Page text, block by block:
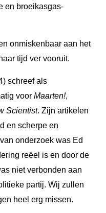
en broeikasgas-
onmiskenbaar aan het
tijd ver vooruit.
schreefals
voor Maarten!,
Scientist. Zijn artikelen
en scherpe en
onderzoek was Ed
reëel is en door de
niet verbonden aan
partij. Wij zullen
heel erg missen.